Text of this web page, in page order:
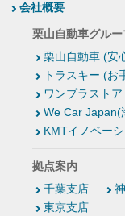
会社概要
栗山自動車グルー
栗山自動車 (安
トラスキー (お
ワンプラスト
We Car Japan(
KMTイノベー
拠点案内
千葉支店
東京支店